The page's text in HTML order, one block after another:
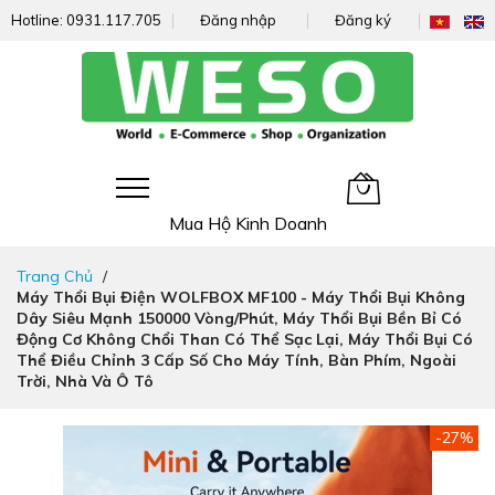
Hotline: 0931.117.705 Đăng nhập Đăng ký
Mua Hộ Kinh Doanh
nhanh
đến
nội
dung
Trang Chủ
Máy Thổi Bụi Điện WOLFBOX MF100 - Máy Thổi Bụi Không
Dây Siêu Mạnh 150000 Vòng/phút, Máy Thổi Bụi Bền Bỉ Có
Động Cơ Không Chổi Than Có Thể Sạc Lại, Máy Thổi Bụi Có
Thể Điều Chỉnh 3 Cấp Số Cho Máy Tính, Bàn Phím, Ngoài
Trời, Nhà Và Ô Tô
-27%